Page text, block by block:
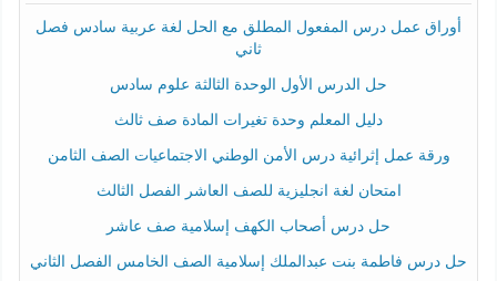
أوراق عمل درس المفعول المطلق مع الحل لغة عربية سادس فصل
ثاني
حل الدرس الأول الوحدة الثالثة علوم سادس
دليل المعلم وحدة تغيرات المادة صف ثالث
ورقة عمل إثرائية درس الأمن الوطني الاجتماعيات الصف الثامن
امتحان لغة انجليزية للصف العاشر الفصل الثالث
حل درس أصحاب الكهف إسلامية صف عاشر
حل درس فاطمة بنت عبدالملك إسلامية الصف الخامس الفصل الثاني